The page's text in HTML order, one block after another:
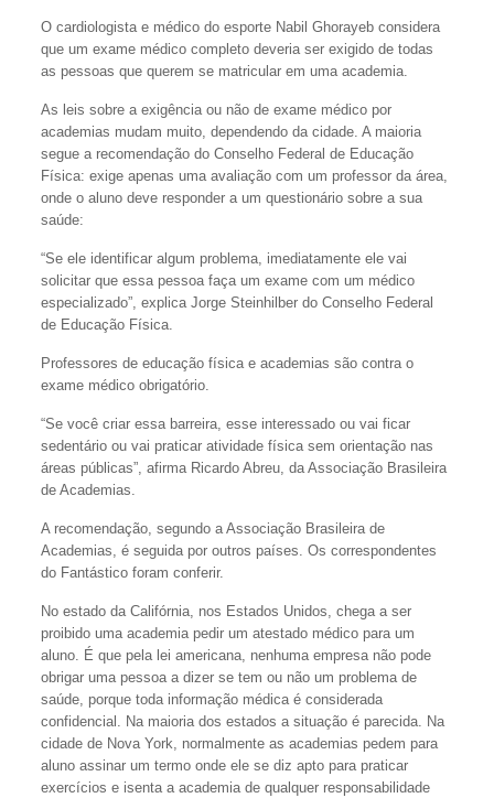
O cardiologista e médico do esporte Nabil Ghorayeb considera
que um exame médico completo deveria ser exigido de todas
as pessoas que querem se matricular em uma academia.
As leis sobre a exigência ou não de exame médico por
academias mudam muito, dependendo da cidade. A maioria
segue a recomendação do Conselho Federal de Educação
Física: exige apenas uma avaliação com um professor da área,
onde o aluno deve responder a um questionário sobre a sua
saúde:
“Se ele identificar algum problema, imediatamente ele vai
solicitar que essa pessoa faça um exame com um médico
especializado”, explica Jorge Steinhilber do Conselho Federal
de Educação Física.
Professores de educação física e academias são contra o
exame médico obrigatório.
“Se você criar essa barreira, esse interessado ou vai ficar
sedentário ou vai praticar atividade física sem orientação nas
áreas públicas”, afirma Ricardo Abreu, da Associação Brasileira
de Academias.
A recomendação, segundo a Associação Brasileira de
Academias, é seguida por outros países. Os correspondentes
do Fantástico foram conferir.
No estado da Califórnia, nos Estados Unidos, chega a ser
proibido uma academia pedir um atestado médico para um
aluno. É que pela lei americana, nenhuma empresa não pode
obrigar uma pessoa a dizer se tem ou não um problema de
saúde, porque toda informação médica é considerada
confidencial. Na maioria dos estados a situação é parecida. Na
cidade de Nova York, normalmente as academias pedem para
aluno assinar um termo onde ele se diz apto para praticar
exercícios e isenta a academia de qualquer responsabilidade